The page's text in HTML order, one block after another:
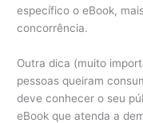
específico o eBook,
concorrência.
Outra dica (muito
pessoas queiram
deve conhecer o seu
eBook que atenda a